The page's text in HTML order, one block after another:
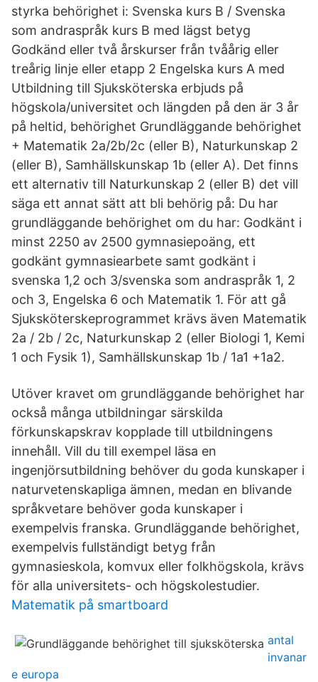
styrka behörighet i: Svenska kurs B / Svenska
som andraspråk kurs B med lägst betyg
Godkänd eller två årskurser från tvåårig eller
treårig linje eller etapp 2 Engelska kurs A med
Utbildning till Sjuksköterska erbjuds på
högskola/universitet och längden på den är 3 år
på heltid, behörighet Grundläggande behörighet
+ Matematik 2a/2b/2c (eller B), Naturkunskap 2
(eller B), Samhällskunskap 1b (eller A). Det finns
ett alternativ till Naturkunskap 2 (eller B) det vill
säga ett annat sätt att bli behörig på: Du har
grundläggande behörighet om du har: Godkänt i
minst 2250 av 2500 gymnasiepoäng, ett
godkänt gymnasiearbete samt godkänt i
svenska 1,2 och 3/svenska som andraspråk 1, 2
och 3, Engelska 6 och Matematik 1. För att gå
Sjuksköterskeprogrammet krävs även Matematik
2a / 2b / 2c, Naturkunskap 2 (eller Biologi 1, Kemi
1 och Fysik 1), Samhällskunskap 1b / 1a1 +1a2.
Utöver kravet om grundläggande behörighet har
också många utbildningar särskilda
förkunskapskrav kopplade till utbildningens
innehåll. Vill du till exempel läsa en
ingenjörsutbildning behöver du goda kunskaper i
naturvetenskapliga ämnen, medan en blivande
språkvetare behöver goda kunskaper i
exempelvis franska. Grundläggande behörighet,
exempelvis fullständigt betyg från
gymnasieskola, komvux eller folkhögskola, krävs
för alla universitets- och högskolestudier.
Matematik på smartboard
antal
invanar
e europa